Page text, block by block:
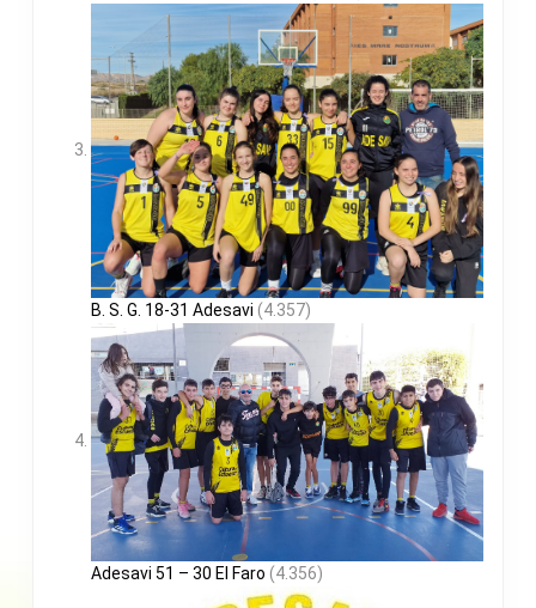
B. S. G. 18-31 Adesavi (4.357)
Adesavi 51 – 30 El Faro (4.356)